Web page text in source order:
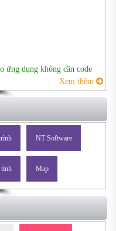
ứng dụng không cần code
Xem thêm
NT Software
tính Map